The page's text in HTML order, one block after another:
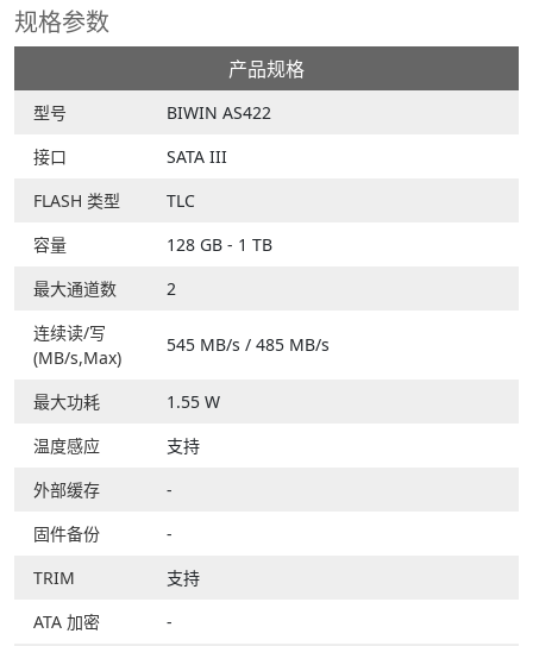
规格参数
产品规格
型号
BIWIN AS422
接口
SATA III
FLASH 类型
TLC
容量
128 GB - 1 TB
最大通道数
2
连续读/写
(MB/s,Max)
545 MB/s / 485 MB/s
最大功耗
1.55 W
温度感应
支持
外部缓存
-
固件备份
-
TRIM
支持
ATA 加密
-